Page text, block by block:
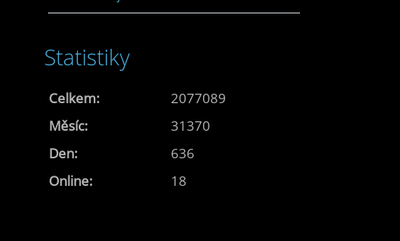
Statistiky
Online: 18
Celkem:
2077089
Měsíc:
31370
Den:
636